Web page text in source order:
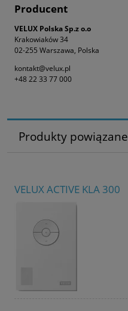
Producent
VELUX Polska Sp.z o.o
Krakowiaków 34
02-255 Warszawa, Polska
kontakt@velux.pl
+48 22 33 77 000
Produkty powiązane
VELUX ACTIVE KLA 300